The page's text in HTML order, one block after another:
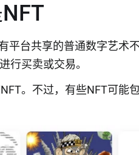
平台共享的普通数字艺术
行买卖或交易。
。不过，有些NFT可能